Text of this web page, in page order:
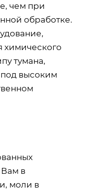
чем при
обработке.
химического
тумана,
под высоким
в
моли в